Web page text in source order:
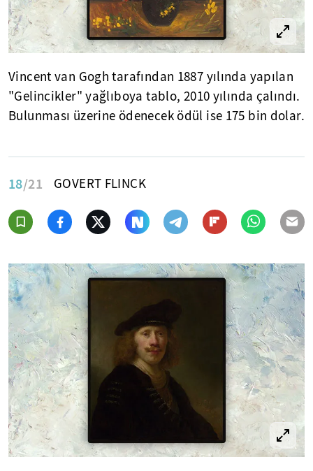
Vincent van Gogh tarafından 1887 yılında yapılan
"Gelincikler" yağlıboya tablo, 2010 yılında çalındı.
Bulunması üzerine ödenecek ödül ise 175 bin dolar.
18/21 GOVERT FLINCK